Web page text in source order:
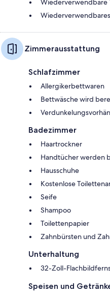
Wiederverwendbare
Zimmerausstattung
Schlafzimmer
Allergikerbettwaren
Bettwäsche wird
Badezimmer
Haartrockner
Handtücher werden
Hausschuhe
Kostenlose
Seife
Shampoo
Toilettenpapier
Zahnbürsten und
Unterhaltung
32-Zoll-
Speisen und